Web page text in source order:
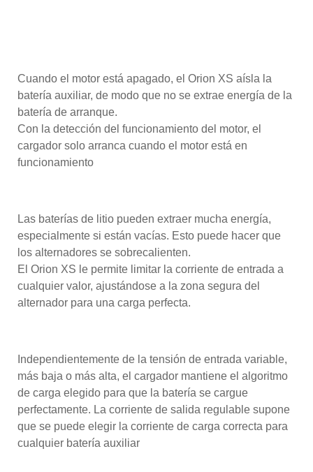
Cuando el motor está apagado, el Orion XS aísla la
batería auxiliar, de modo que no se extrae energía de la
batería de arranque.
Con la detección del funcionamiento del motor, el
cargador solo arranca cuando el motor está en
funcionamiento
Las baterías de litio pueden extraer mucha energía,
especialmente si están vacías. Esto puede hacer que
los alternadores se sobrecalienten.
El Orion XS le permite limitar la corriente de entrada a
cualquier valor, ajustándose a la zona segura del
alternador para una carga perfecta.
Independientemente de la tensión de entrada variable,
más baja o más alta, el cargador mantiene el algoritmo
de carga elegido para que la batería se cargue
perfectamente. La corriente de salida regulable supone
que se puede elegir la corriente de carga correcta para
cualquier batería auxiliar